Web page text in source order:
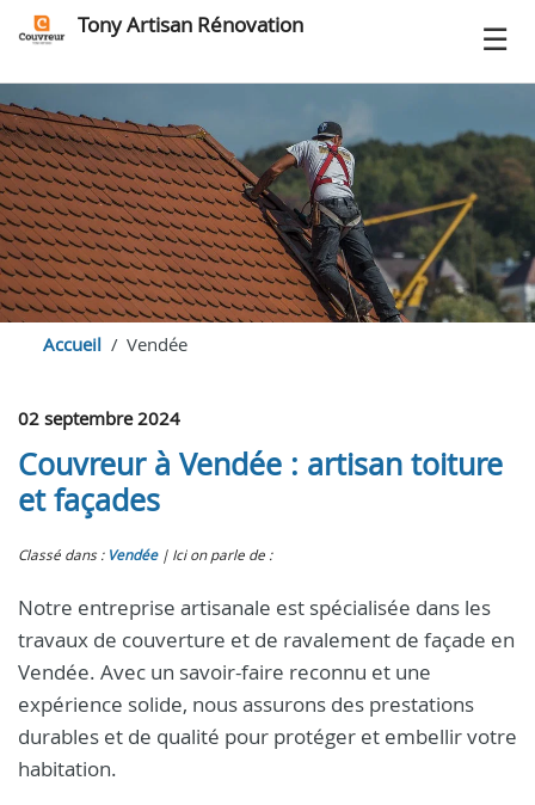
Tony Artisan Rénovation
Accueil Vendée
02 septembre 2024
Couvreur à Vendée : artisan toiture
et façades
Classé dans : Vendée Ici on parle de :
Notre entreprise artisanale est spécialisée dans les
travaux de couverture et de ravalement de façade en
Vendée. Avec un savoir-faire reconnu et une
expérience solide, nous assurons des prestations
durables et de qualité pour protéger et embellir votre
habitation.